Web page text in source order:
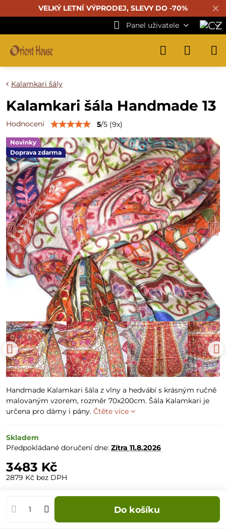
✕
VELKÝ LETNÍ VÝPRODEJ, SLEVY DO -70%
Panel uživatele
Novinky
Doprava zdarma
Kalamkari šály
Kalamkari šála Handmade 13
Hodnocení 5/5 (9x)
Handmade Kalamkari šála z vlny a hedvábí s krásným ručně
malovaným vzorem, rozměr 70x200cm. Šála Kalamkari je
určena pro dámy i pány. Čtěte více
Skladem
Předpokládané doručení dne: Zítra 11.8.2026
3483 Kč
2879 Kč bez DPH
Do košíku